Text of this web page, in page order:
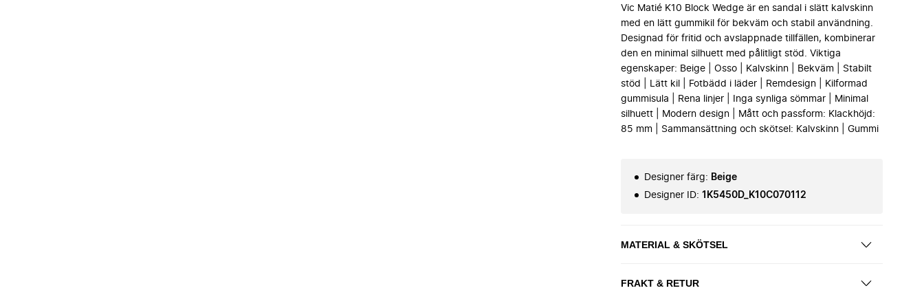
Vic Matié K10 Block Wedge är en sandal i slätt kalvskinn
med en lätt gummikil för bekväm och stabil användning.
Designad för fritid och avslappnade tillfällen, kombinerar
den en minimal silhuett med pålitligt stöd. Viktiga
egenskaper: Beige | Osso | Kalvskinn | Bekväm | Stabilt
stöd | Lätt kil | Fotbädd i läder | Remdesign | Kilformad
gummisula | Rena linjer | Inga synliga sömmar | Minimal
silhuett | Modern design | Mått och passform: Klackhöjd:
85 mm | Sammansättning och skötsel: Kalvskinn | Gummi
Designer färg: Beige
Designer ID: 1K5450D_K10C070112
MATERIAL & SKÖTSEL
FRAKT & RETUR